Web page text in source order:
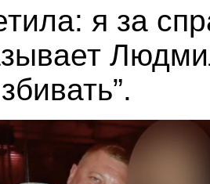
я за